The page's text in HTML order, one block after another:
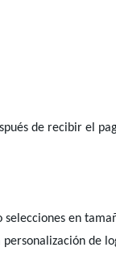
de recibir el
en
personalización de